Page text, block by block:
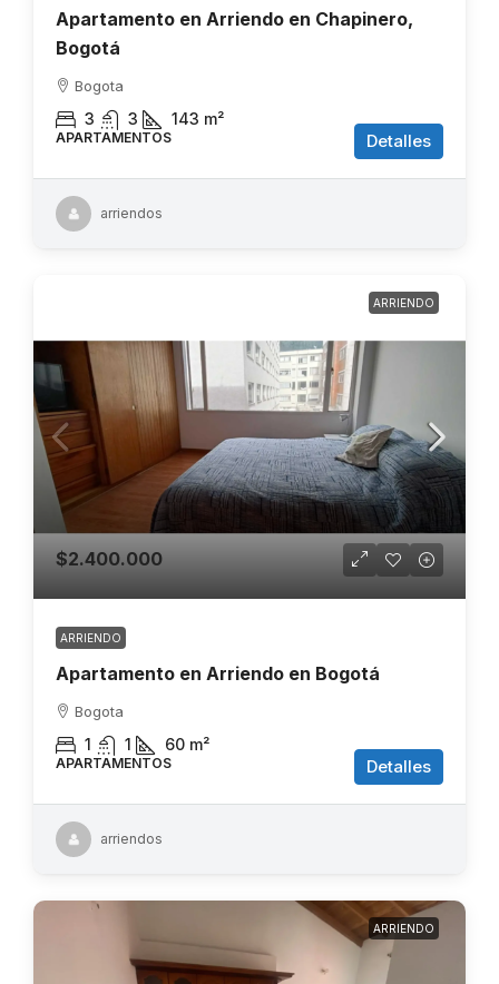
Apartamento en Arriendo en Chapinero,
Bogotá
Bogota
3 3 143 m²
APARTAMENTOS Detalles
arriendos
ARRIENDO
$2.400.000
ARRIENDO
Apartamento en Arriendo en Bogotá
Bogota
1 1 60 m²
APARTAMENTOS Detalles
arriendos
ARRIENDO